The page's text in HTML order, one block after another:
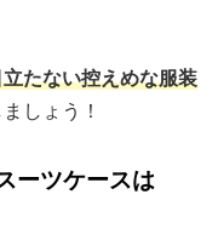
たない控えめな服装
ましょう！
ーツケースは